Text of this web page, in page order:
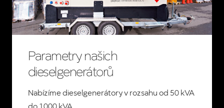
Parametry našich
dieselgenerátorů
Nabízíme dieselgenerátory v rozsahuod 50 kVA
do 1000 kVA.